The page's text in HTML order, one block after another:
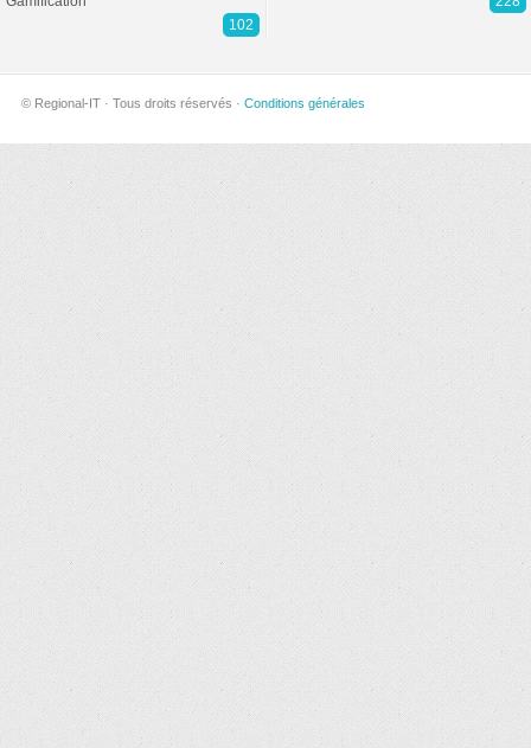
102
© Regional-IT · Tous droits réservés · Conditions générales